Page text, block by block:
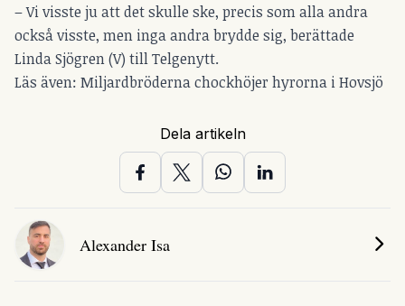
– Vi visste ju att det skulle ske, precis som alla andra
också visste, men inga andra brydde sig, berättade
Linda Sjögren(V) till Telgenytt.
Läs även: Miljardbröderna chockhöjer hyrorna i Hovsjö
Dela artikeln
Alexander Isa